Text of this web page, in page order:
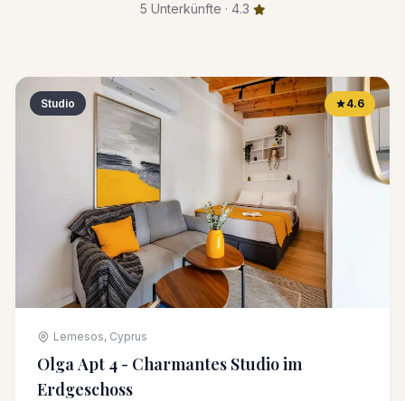
5 Unterkünfte · 4.3
Studio 4.6
Lemesos, Cyprus
Olga Apt 4 - Charmantes Studio im
Erdgeschoss